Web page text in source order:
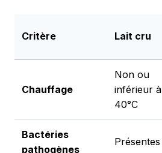
Critère Lait cru
Chauffage
Non ou
inférieur à
40°C
Bactéries
pathogènes
Présentes